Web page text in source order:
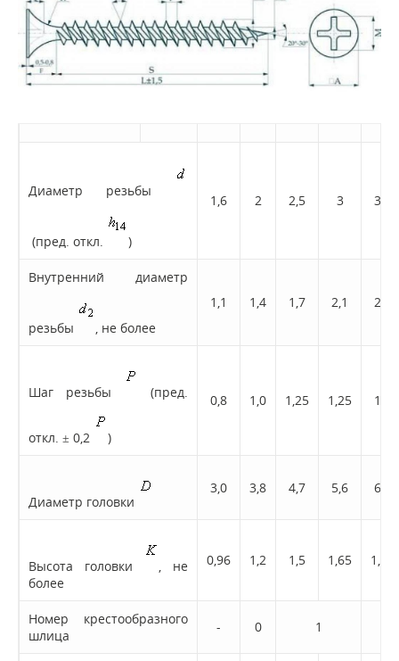
Диаметр резьбы
(пред. откл. )
1,6 2 2,5 3 3,5
Внутренний диаметр
резьбы , не более
1,1 1,4 1,7 2,1 2,4
Шаг резьбы (пред.
откл. ± 0,2 )
0,8 1,0 1,25 1,25 1,5
Диаметр головки
3,0 3,8 4,7 5,6 6,5
Высота головки
, не
более
0,96 1,2 1,5 1,65 1,93
Номер крестообразного
шлица
- 0 1